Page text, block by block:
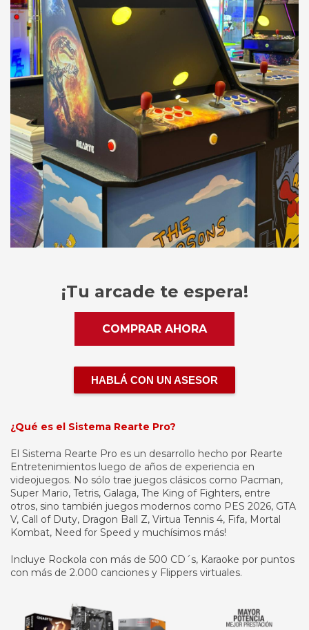
¡Tu arcade te espera!
COMPRAR AHORA
HABLÁ CON UN ASESOR
¿Qué es el Sistema Rearte Pro?
El Sistema Rearte Pro es un desarrollo hecho por Rearte
Entretenimientos luego de años de experiencia en
videojuegos. No sólo trae juegos clásicos como Pacman,
Super Mario, Tetris, Galaga, The King of Fighters, entre
otros, sino también juegos modernos como PES 2026, GTA
V, Call of Duty, Dragon Ball Z, Virtua Tennis 4, Fifa, Mortal
Kombat, Need for Speed y muchísimos más!
Incluye Rockola con más de 500 CD´s, Karaoke por puntos
con más de 2.000 canciones y Flippers virtuales.